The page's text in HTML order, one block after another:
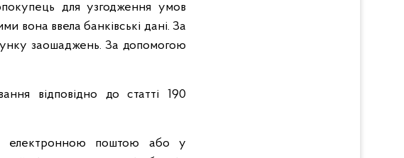
для узгодження умов
вона ввела банківські дані. За
заошаджень. За допомогою
відповідно до статті 190
електронною поштою або у